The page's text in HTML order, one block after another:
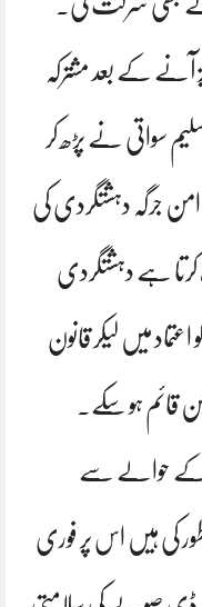
نے بھی شرکت کی۔
کے بعد مشترکہ
سلیم سواتی نے پڑھ کر
امن جرگہ دہشتگردی کی
ہے دہشتگردی
میں لیکر قانون
قائم ہو سکے۔
کے حوالے سے
کی ہیں اس پر فوری